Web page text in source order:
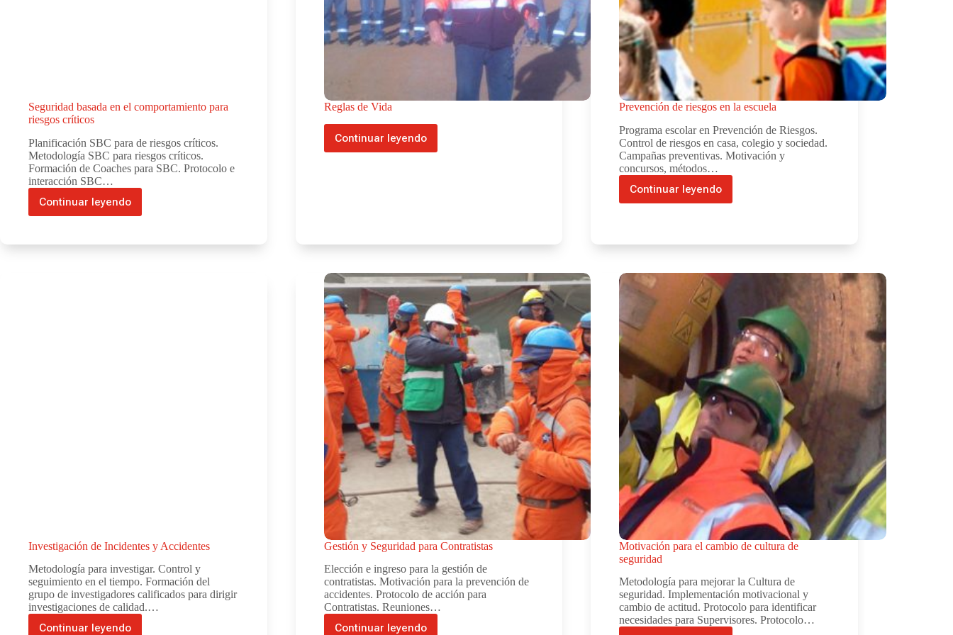
Seguridad basada en el comportamiento para
riesgos críticos
Planificación SBC para de riesgos críticos.
Metodología SBC para riesgos críticos.
Formación de Coaches para SBC. Protocolo e
interacción SBC…
Continuar leyendo
Seguridad
basada
el
Reglas de Vida
Continuar leyendo
Reglas
de
Prevención de riesgos en la escuela
Programa escolar en Prevención de Riesgos.
Control de riesgos en casa, colegio y sociedad.
Campañas preventivas. Motivación y
concursos, métodos…
Continuar leyendo
Prevención
de
la
Investigación de Incidentes y Accidentes
Metodología para investigar. Control y
seguimiento en el tiempo. Formación del
grupo de investigadores calificados para dirigir
investigaciones de calidad.…
Continuar leyendo
Gestión y Seguridad para Contratistas
Elección e ingreso para la gestión de
contratistas. Motivación para la prevención de
accidentes. Protocolo de acción para
Contratistas. Reuniones…
Continuar leyendo
Motivación para el cambio de cultura de
seguridad
Metodología para mejorar la Cultura de
seguridad. Implementación motivacional y
cambio de actitud. Protocolo para identificar
necesidades para Supervisores. Protocolo…